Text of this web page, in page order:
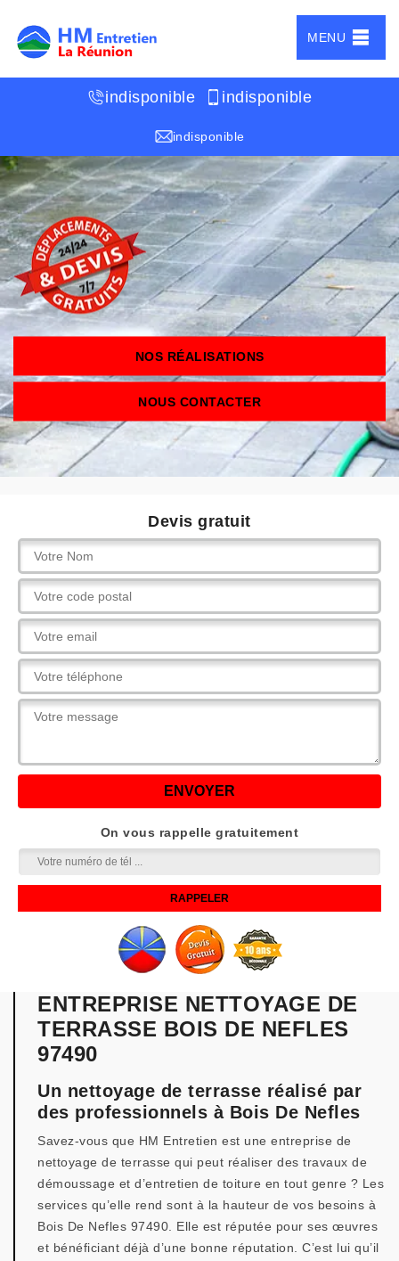
MENU
indisponible indisponible
indisponible
NOS RÉALISATIONS
NOUS CONTACTER
Devis gratuit
On vous rappelle gratuitement
ENTREPRISE NETTOYAGE DE
TERRASSE BOIS DE NEFLES
97490
Un nettoyage de terrasse réalisé par
des professionnels à Bois De Nefles
Savez-vous que HM Entretien est une entreprise de
nettoyage de terrasse qui peut réaliser des travaux de
démoussage et d’entretien de toiture en tout genre ? Les
services qu’elle rend sont à la hauteur de vos besoins à
Bois De Nefles 97490. Elle est réputée pour ses œuvres
et bénéficiant déjà d’une bonne réputation. C’est lui qu’il